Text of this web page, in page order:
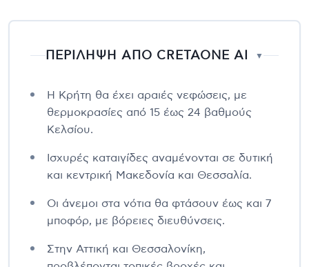
ΠΕΡΙΛΗΨΗ ΑΠΟ CRETAONE AI ▼
Η Κρήτη θα έχει αραιές νεφώσεις, με
θερμοκρασίες από 15 έως 24 βαθμούς
Κελσίου.
Ισχυρές καταιγίδες αναμένονται σε δυτική
και κεντρική Μακεδονία και Θεσσαλία.
Οι άνεμοι στα νότια θα φτάσουν έως και 7
μποφόρ, με βόρειες διευθύνσεις.
Στην Αττική και Θεσσαλονίκη,